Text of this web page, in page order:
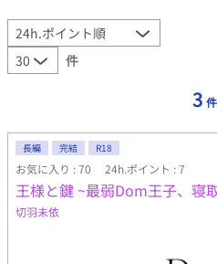
件
3 件
長編 完結 R18
お気に入り : 70 24h.ポイント : 7
王様と鍵 ~最弱Dom王子、
切羽未依